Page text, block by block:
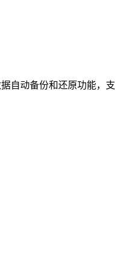
自动备份和还原功能，支